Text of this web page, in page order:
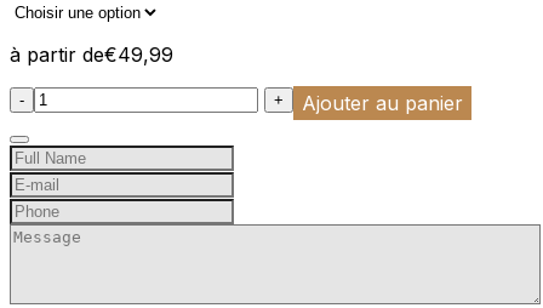
à partir de€49,99
:product_name quantity
- + Ajouter au panier